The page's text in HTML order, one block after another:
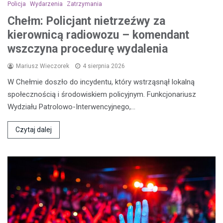
Policja Wydarzenia Zatrzymania
Chełm: Policjant nietrzeźwy za
kierownicą radiowozu – komendant
wszczyna procedurę wydalenia
Mariusz Wieczorek 4 sierpnia 2026
W Chełmie doszło do incydentu, który wstrząsnął lokalną
społecznością i środowiskiem policyjnym. Funkcjonariusz
Wydziału Patrolowo-Interwencyjnego,…
Czytaj dalej